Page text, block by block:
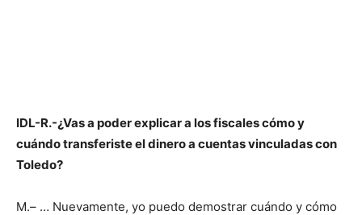
IDL-R.-¿Vas a poder explicar a los fiscales cómo y
cuándo transferiste el dinero a cuentas vinculadas con
Toledo?
M.– … Nuevamente, yo puedo demostrar cuándo y cómo